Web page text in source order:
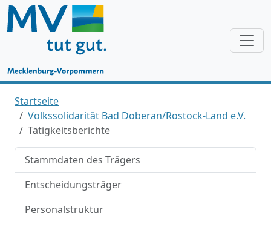
Startseite
Volkssolidarität Bad Doberan/Rostock-Land e.V.
Tätigkeitsberichte
Stammdaten des Trägers
Entscheidungsträger
Personalstruktur